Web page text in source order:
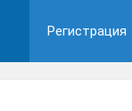
Регистрация